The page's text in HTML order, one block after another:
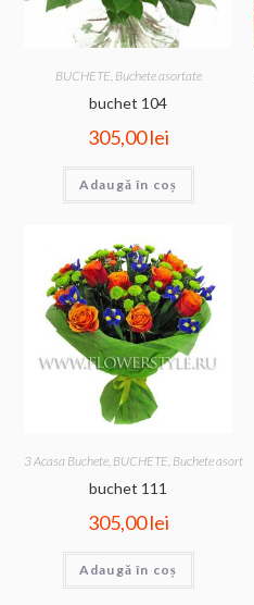
BUCHETE Buchete asortate
buchet 104
305,00lei
Adaugă în coș
3 Acasa Buchete, BUCHETE, Buchete asortate
buchet 111
305,00lei
Adaugă în coș